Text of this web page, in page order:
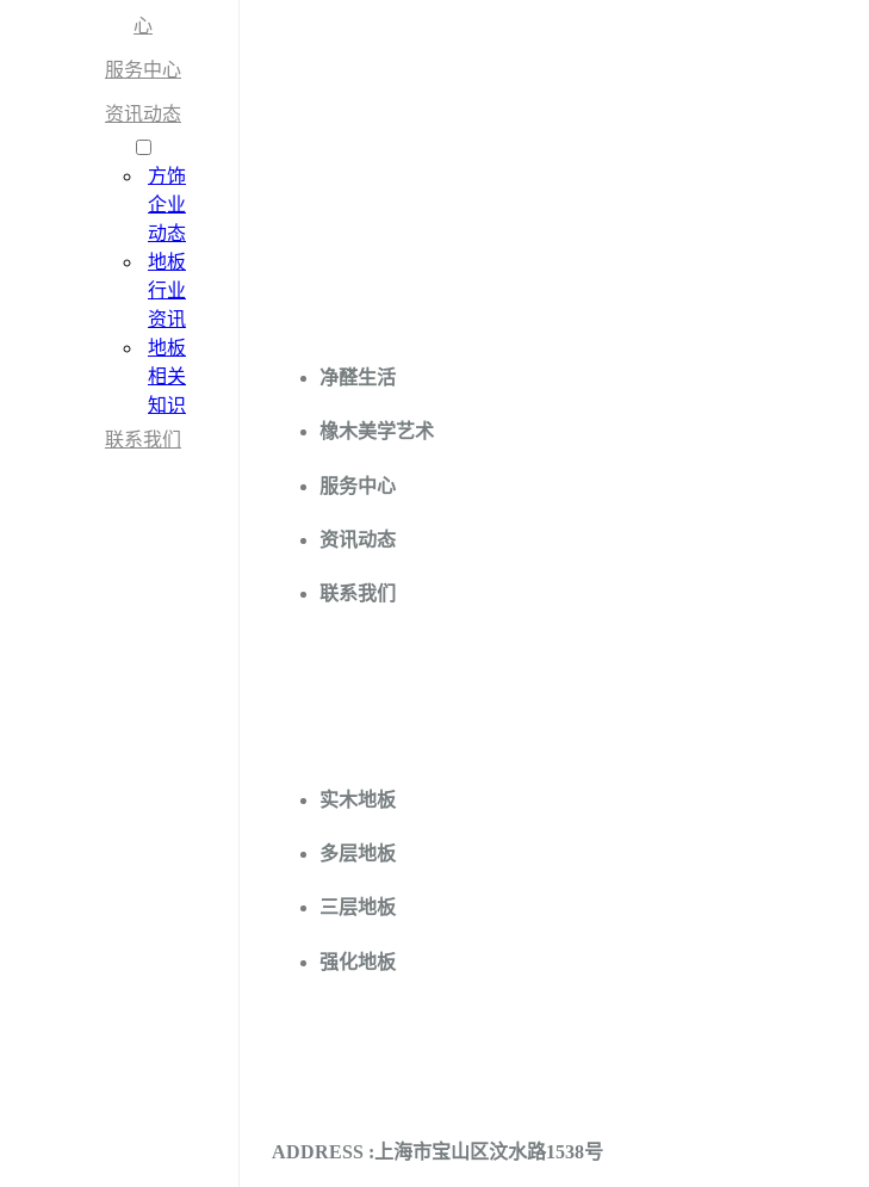
心
服务中心
资讯动态
方饰
企业
动态
地板
行业
资讯
地板
相关
知识
联系我们
净醛生活
橡木美学艺术
服务中心
资讯动态
联系我们
实木地板
多层地板
三层地板
强化地板
ADDRESS :上海市宝山区汶水路1538号